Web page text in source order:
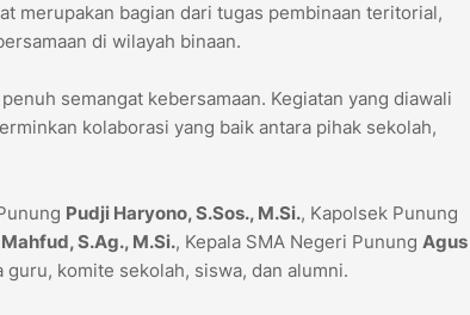
merupakan bagian dari tugas pembinaan teritorial,
di wilayah binaan.
semangat kebersamaan. Kegiatan yang diawali
kolaborasi yang baik antara pihak sekolah,
Pudji Haryono, S.Sos., M.Si., Kapolsek Punung
S.Ag., M.Si., Kepala SMA Negeri Punung Agus
guru, komite sekolah, siswa, dan alumni.